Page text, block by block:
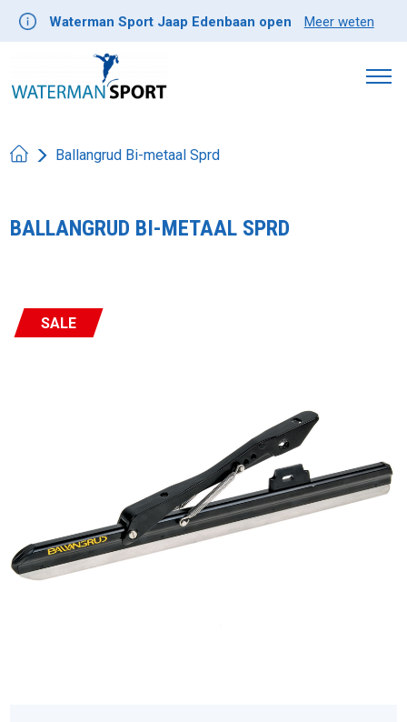
Waterman Sport Jaap Edenbaan open Meer weten
Ballangrud Bi-metaal Sprd
BALLANGRUD BI-METAAL SPRD
SALE
Product image slideshow Items